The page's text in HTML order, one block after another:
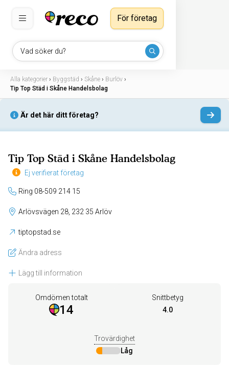
Vad söker du?
För företag
Alla kategorier › Byggstäd › Skåne › Burlöv ›
Tip Top Städ i Skåne Handelsbolag
Är det här ditt företag?
Tip Top Städ i Skåne Handelsbolag
Ej verifierat företag
Ring 08-509 214 15
Arlövsvägen 28, 232 35 Arlöv
tiptopstad.se
Ändra adress
Lägg till information
Omdömen totalt
14
Snittbetyg
4.0
Trovärdighet
Låg